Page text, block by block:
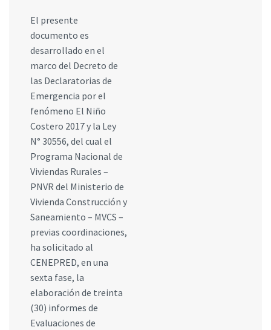
El presente
documento es
desarrollado en el
marco del Decreto de
las Declaratorias de
Emergencia por el
fenómeno El Niño
Costero 2017 y la Ley
N° 30556, del cual el
Programa Nacional de
Viviendas Rurales –
PNVR del Ministerio de
Vivienda Construcción y
Saneamiento – MVCS –
previas coordinaciones,
ha solicitado al
CENEPRED, en una
sexta fase, la
elaboración de treinta
(30) informes de
Evaluaciones de